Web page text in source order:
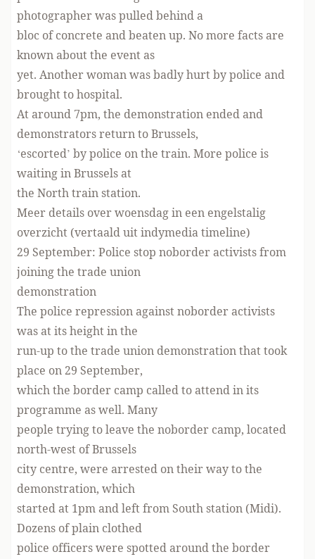
photographer was pulled behind a
bloc of concrete and beaten up. No more facts are
known about the event as
yet. Another woman was badly hurt by police and
brought to hospital.
At around 7pm, the demonstration ended and
demonstrators return to Brussels,
‘escorted’ by police on the train. More police is
waiting in Brussels at
the North train station.
Meer details over woensdag in een engelstalig
overzicht (vertaald uit indymedia timeline)
29 September: Police stop noborder activists from
joining the trade union
demonstration
The police repression against noborder activists
was at its height in the
run-up to the trade union demonstration that took
place on 29 September,
which the border camp called to attend in its
programme as well. Many
people trying to leave the noborder camp, located
north-west of Brussels
city centre, were arrested on their way to the
demonstration, which
started at 1pm and left from South station (Midi).
Dozens of plain clothed
police officers were spotted around the border